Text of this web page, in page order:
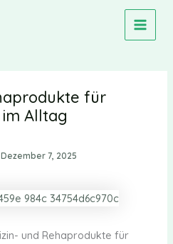
MAIN
für
Alltag
Dezember 7, 2025
und Rehaprodukte für